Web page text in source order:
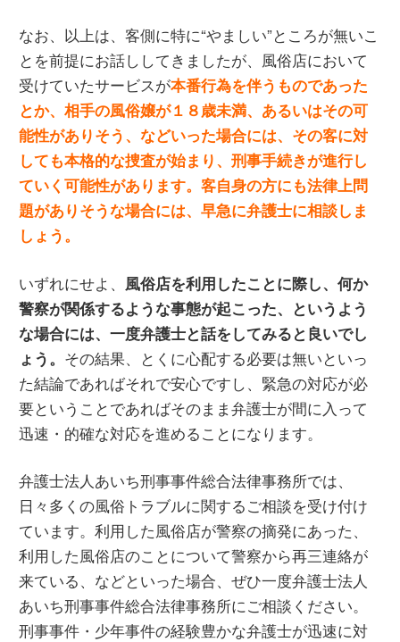
なお、以上は、客側に特に“やましい”ところが無いこ
とを前提にお話ししてきましたが、風俗店において
受けていたサービスが本番行為を伴うものであった
とか、相手の風俗嬢が１８歳未満、あるいはその可
能性がありそう、などいった場合には、その客に対
しても本格的な捜査が始まり、刑事手続きが進行し
ていく可能性があります。客自身の方にも法律上問
題がありそうな場合には、早急に弁護士に相談しま
しょう。
いずれにせよ、 風俗店を利用したことに際し、何か
警察が関係するような事態が起こった、というよう
な場合には、一度弁護士と話をしてみると良いでし
ょう。 その結果、とくに心配する必要は無いといっ
た結論であればそれで安心ですし、緊急の対応が必
要ということであればそのまま弁護士が間に入って
迅速・的確な対応を進めることになります。
弁護士法人あいち刑事事件総合法律事務所では、
日々多くの風俗トラブルに関するご相談を受け付け
ています。利用した風俗店が警察の摘発にあった、
利用した風俗店のことについて警察から再三連絡が
来ている、などといった場合、ぜひ一度弁護士法人
あいち刑事事件総合法律事務所にご相談ください。
刑事事件・少年事件の経験豊かな弁護士が迅速に対